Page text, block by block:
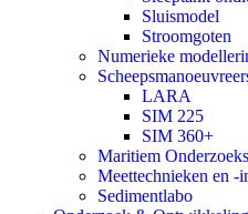
Sluismodel
Stroomgoten
Numerieke
LARA
SIM 225
SIM 360+
Maritiem
Meettechnieken en -
Sedimentlabo